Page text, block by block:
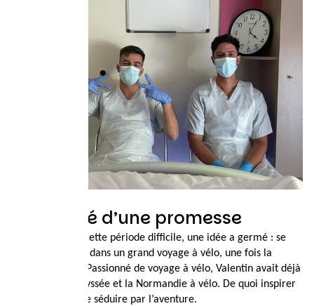
Un défi né d’une promesse
Tout au long de cette période difficile, une idée a germé : se
lancer ensemble dans un grand voyage à vélo, une fois la
guérison venue. Passionné de voyage à vélo, Valentin avait déjà
sillonné la Vélodyssée et la Normandie à vélo. De quoi inspirer
Tom, qui se laisse séduire par l’aventure.